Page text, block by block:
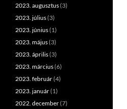
2023. augusztus(3)
2023. július(3)
2023. június(1)
2023. május(3)
2023. április(3)
2023. március(6)
2023. február(4)
2023. január(1)
2022. december(7)